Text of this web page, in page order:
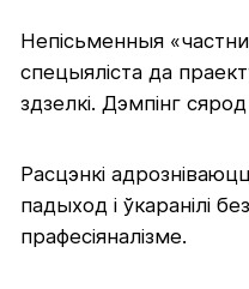
Непісьменныя
спецыяліста да
здзелкі. Дэмпінг
Расцэнкі
падыход і ўкаранілі
прафесіяналізме.